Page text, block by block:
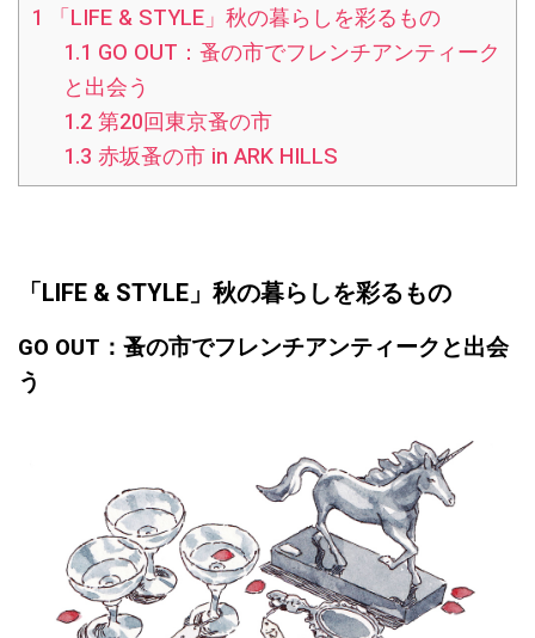
1
「LIFE & STYLE」秋の暮らしを彩るもの
1.1 GO OUT：蚤の市でフレンチアンティーク
と出会う
1.2第20回東京蚤の市
1.3 赤坂蚤の市 in ARK HILLS
「LIFE & STYLE」秋の暮らしを彩るもの
GO OUT：蚤の市でフレンチアンティークと出会
う